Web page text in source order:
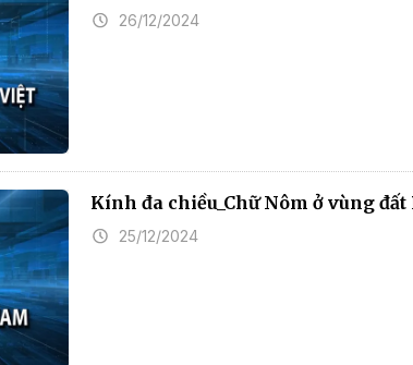
26/12/2024
Kính đa chiều_Chữ Nôm ở vùng
25/12/2024